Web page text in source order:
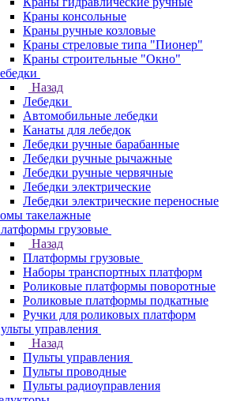
Краны консольные
Краны ручные козловые
Краны стреловые типа "Пионер"
Краны строительные "Окно"
Назад
Лебедки
Автомобильные лебедки
Канаты для лебедок
Лебедки ручные барабанные
Лебедки ручные рычажные
Лебедки ручные червячные
Лебедки электрические
Лебедки электрические переносные
такелажные
грузовые
Назад
Платформы грузовые
Наборы транспортных платформ
Роликовые платформы поворотные
Роликовые платформы подкатные
Ручки для роликовых платформ
управления
Назад
Пульты управления
Пульты проводные
Пульты радиоуправления